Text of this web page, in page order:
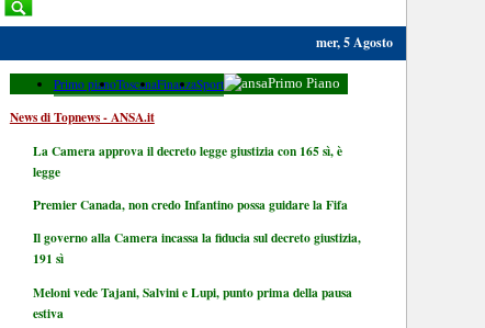
mer, 5 Agosto
Primo pianoToscanaFinanzaSport Primo Piano
News di Topnews - ANSA.it
La Camera approva il decreto legge giustizia con 165 sì, è
legge
Premier Canada, non credo Infantino possa guidare la Fifa
Il governo alla Camera incassa la fiducia sul decreto giustizia,
191 sì
Meloni vede Tajani, Salvini e Lupi, punto prima della pausa
estiva